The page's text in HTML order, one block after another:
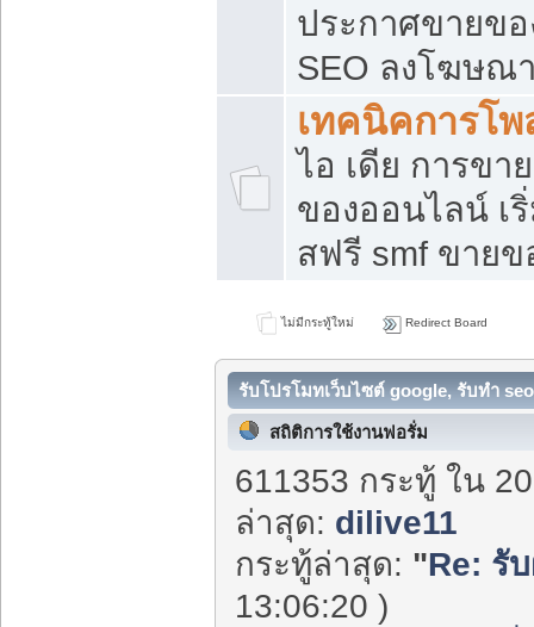
ประกาศขายข
SEO ลงโฆษณ
เทคนิคการโ
ไอ เดีย การขา
ของออนไลน์ เ
สฟรี smf ขาย
ไม่มีกระทู้ใหม่ Redirect Board
รับโปรโมทเว็บไซต์ google, รับทำ
สถิติการใช้งานฟอรั่ม
611353 กระทู้ ใน
ล่าสุด: dilive11
กระทู้ล่าสุด: "Re: รั
13:06:20 )